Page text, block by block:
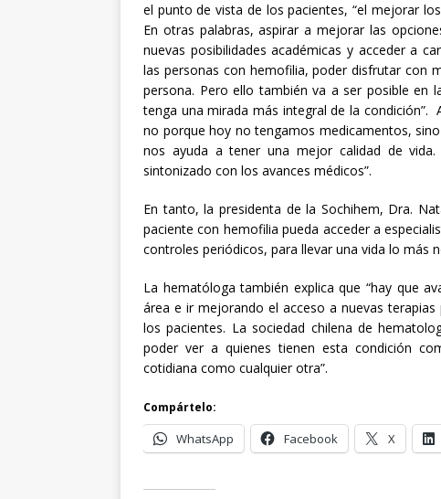
el punto de vista de los pacientes, “el mejorar
En otras palabras, aspirar a mejorar las
nuevas posibilidades académicas y acceder a
las personas con hemofilia, poder disfrutar con
persona. Pero ello también va a ser posible en
tenga una mirada más integral de la condición”.
no porque hoy no tengamos medicamentos,
nos ayuda a tener una mejor calidad de
sintonizado con los avances médicos”.
En tanto, la presidenta de la Sochihem, Dra.
paciente con hemofilia pueda acceder a
controles periódicos, para llevar una vida lo más
La hematóloga también explica que “hay que
área e ir mejorando el acceso a nuevas
los pacientes. La sociedad chilena de
poder ver a quienes tienen esta condición
cotidiana como cualquier otra”.
Compártelo:
WhatsApp Facebook X